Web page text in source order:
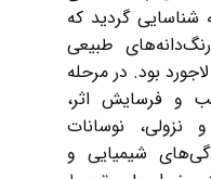
شناسایی گردید که
طبیعی
بود. در مرحله
و فرسایش اثر،
نوسانات
شیمیایی و